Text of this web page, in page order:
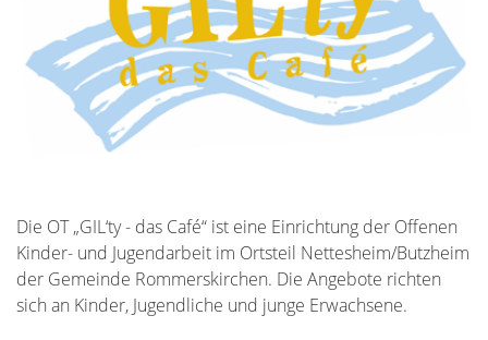
Die OT „GIL‘ty - das Café“ ist eine Einrichtung der Offenen
Kinder- und Jugendarbeit im Ortsteil Nettesheim/Butzheim
der Gemeinde Rommerskirchen. Die Angebote richten
sich an Kinder, Jugendliche und junge Erwachsene.